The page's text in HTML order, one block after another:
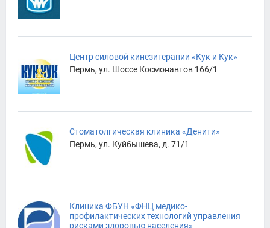
Центр силовой кинезитерапии «Кук и Кук»
Пермь, ул. Шоссе Космонавтов 166/1
Стоматолгическая клиника «Денити»
Пермь, ул. Куйбышева, д. 71/1
Клиника ФБУН «ФНЦ медико-
профилактических технологий управления
рисками здоровью населения»